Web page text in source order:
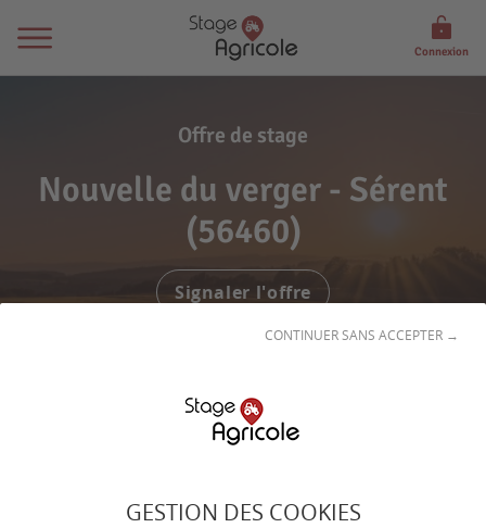
GESTION DES COOKIES
CONTINUER SANS ACCEPTER →
Connexion
Offre de stage
Nouvelle du verger - Sérent
(56460)
Signaler l'offre
Élevage de 750 truies, maternité